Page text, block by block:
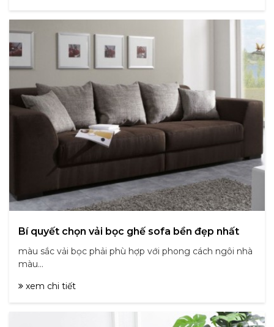
Bí quyết chọn vải bọc ghế sofa bền đẹp nhất
màu sắc vải bọc phải phù hợp với phong cách ngôi nhà
màu...
xem chi tiết